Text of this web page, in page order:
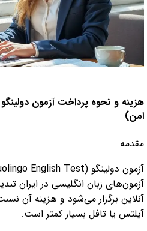
کلاس آنلاین تافل
پکیج ایده پردازی و
هزینه و نحوه پرداخت آزمون
امن)
مقدمه
آزمون‌های زبان انگلیسی در ایران
آنلاین برگزار می‌شود و هزینه آن
آیلتس یا تافل بسیار کمتر است.